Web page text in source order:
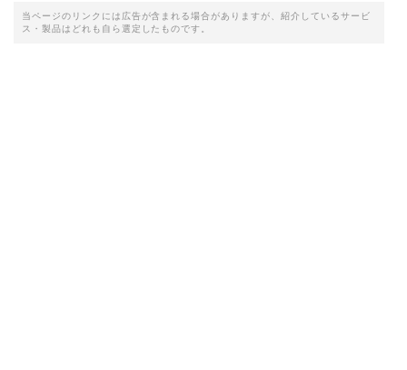
当ページのリンクには広告が含まれる場合がありますが、紹介しているサービ
ス・製品はどれも自ら選定したものです。